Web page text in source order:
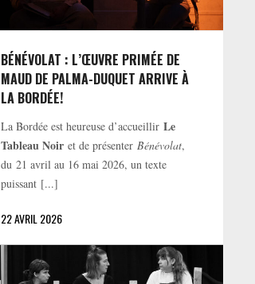
BÉNÉVOLAT : L’ŒUVRE PRIMÉE DE
MAUD DE PALMA-DUQUET ARRIVE À
LA BORDÉE!
La Bordée est heureuse d’accueillirLe
Tableau Noir et de présenterBénévolat,
du 21 avril au 16 mai 2026, un texte
puissant [...]
22 AVRIL 2026